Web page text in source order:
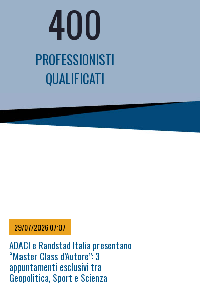
400
PROFESSIONISTI
QUALIFICATI
29/07/2026 07:07
ADACI e Randstad Italia presentano
“Master Class d’Autore”: 3
appuntamenti esclusivi tra
Geopolitica, Sport e Scienza